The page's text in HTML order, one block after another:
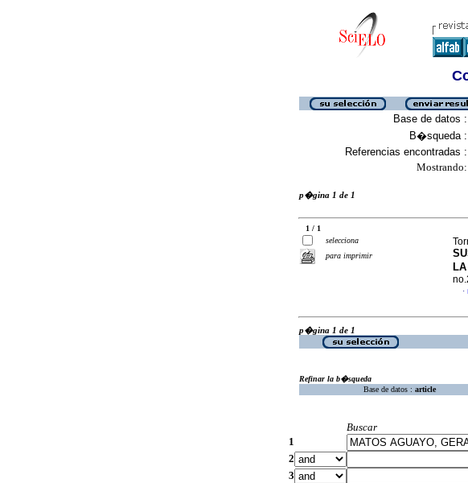
Base de datos :
B�squeda :
Referencias encontradas :
Mostrando:
p�gina 1 de 1
1 / 1
selecciona
para imprimir
·
p�gina 1 de 1
Refinar la b�squeda
Base de datos : article
Buscar
1
2
3